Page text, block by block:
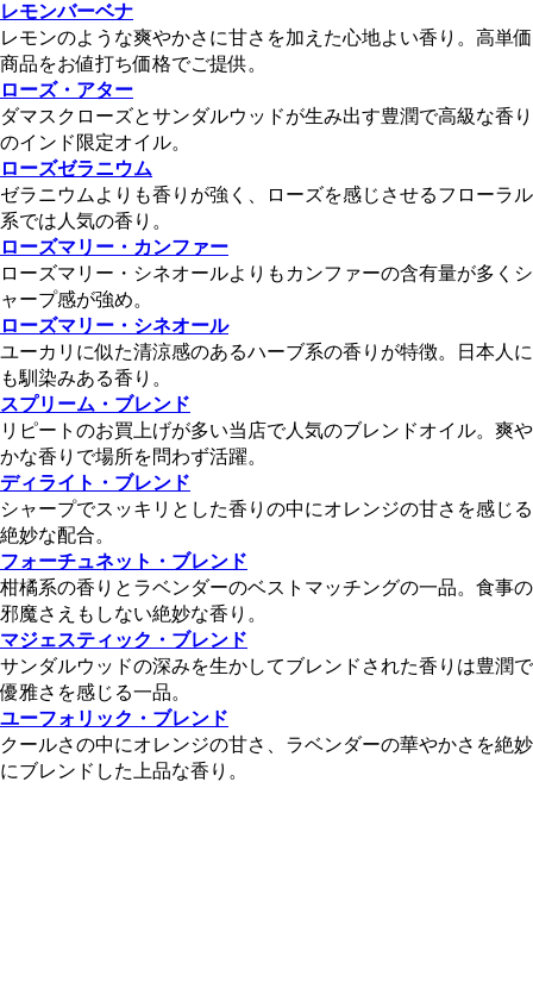
レモンバーベナ
レモンのような爽やかさに甘さを加えた心地よい香り。高単価
商品をお値打ち価格でご提供。
ローズ・アター
ダマスクローズとサンダルウッドが生み出す豊潤で高級な香り
のインド限定オイル。
ローズゼラニウム
ゼラニウムよりも香りが強く、ローズを感じさせるフローラル
系では人気の香り。
ローズマリー・カンファー
ローズマリー・シネオールよりもカンファーの含有量が多くシ
ャープ感が強め。
ローズマリー・シネオール
ユーカリに似た清涼感のあるハーブ系の香りが特徴。日本人に
も馴染みある香り。
スプリーム・ブレンド
リピートのお買上げが多い当店で人気のブレンドオイル。爽や
かな香りで場所を問わず活躍。
ディライト・ブレンド
シャープでスッキリとした香りの中にオレンジの甘さを感じる
絶妙な配合。
フォーチュネット・ブレンド
柑橘系の香りとラベンダーのベストマッチングの一品。食事の
邪魔さえもしない絶妙な香り。
マジェスティック・ブレンド
サンダルウッドの深みを生かしてブレンドされた香りは豊潤で
優雅さを感じる一品。
ユーフォリック・ブレンド
クールさの中にオレンジの甘さ、ラベンダーの華やかさを絶妙
にブレンドした上品な香り。